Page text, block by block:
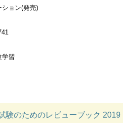
ョン(発売)
学習
験のためのレビューブック 2019